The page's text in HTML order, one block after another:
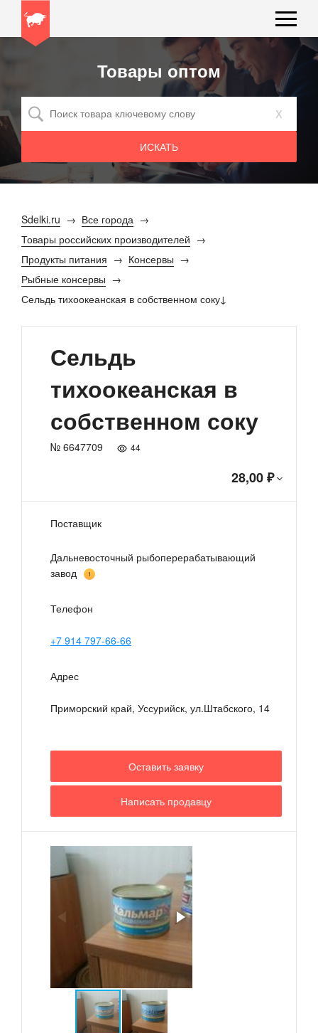
Товары оптом
x
Sdelki.ru
Все города
Товары российских производителей
Продукты питания
Консервы
Рыбные консервы
Сельдь тихоокеанская в собственном соку
Сельдь
тихоокеанская в
собственном соку
№ 6647709 44
28,00 ₽
Поставщик
Дальневосточный рыбоперерабатывающий
завод
1
Телефон
+7 914 797-66-66
Адрес
Приморский край, Уссурийск, ул.Штабского, 14
Оставить заявку
Написать продавцу